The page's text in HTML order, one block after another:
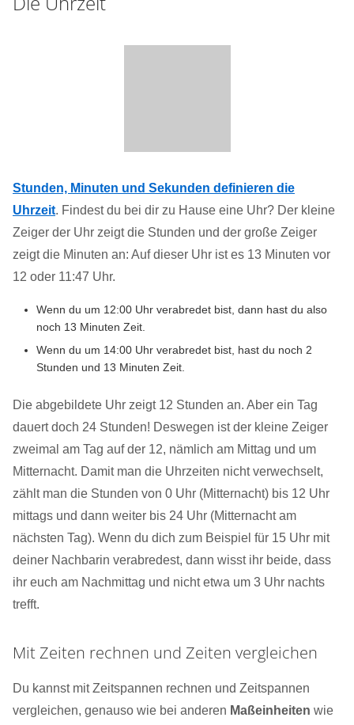
Stunden, Minuten und Sekunden definieren die
Uhrzeit. Findest du bei dir zu Hause eine Uhr? Der kleine
Zeiger der Uhr zeigt die Stunden und der große Zeiger
zeigt die Minuten an: Auf dieser Uhr ist es 13 Minuten vor
12 oder 11:47 Uhr.
Wenn du um 12:00 Uhr verabredet bist, dann hast du also
noch 13 Minuten Zeit.
Wenn du um 14:00 Uhr verabredet bist, hast du noch 2
Stunden und 13 Minuten Zeit.
Die abgebildete Uhr zeigt 12 Stunden an. Aber ein Tag
dauert doch 24 Stunden! Deswegen ist der kleine Zeiger
zweimal am Tag auf der 12, nämlich am Mittag und um
Mitternacht. Damit man die Uhrzeiten nicht verwechselt,
zählt man die Stunden von 0 Uhr (Mitternacht) bis 12 Uhr
mittags und dann weiter bis 24 Uhr (Mitternacht am
nächsten Tag). Wenn du dich zum Beispiel für 15 Uhr mit
deiner Nachbarin verabredest, dann wisst ihr beide, dass
ihr euch am Nachmittag und nicht etwa um 3 Uhr nachts
trefft.
Mit Zeiten rechnen und Zeiten vergleichen
Du kannst mit Zeitspannen rechnen und Zeitspannen
vergleichen, genauso wie bei anderen Maßeinheiten wie